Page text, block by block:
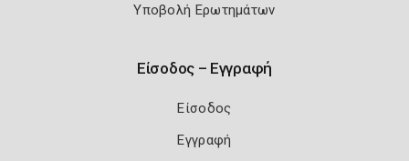
Υποβολή Ερωτημάτων
Είσοδος – Εγγραφή
Είσοδος
Εγγραφή